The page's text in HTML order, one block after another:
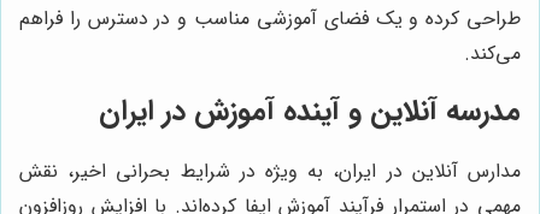
طراحی کرده و یک فضای آموزشی مناسب و در دسترس را فراهم
می‌کند.
مدرسه آنلاین و آینده آموزش در ایران
مدارس آنلاین در ایران، به ویژه در شرایط بحرانی اخیر، نقش
مهمی در استمرار فرآیند آموزش ایفا کرده‌اند. با افزایش روزافزون